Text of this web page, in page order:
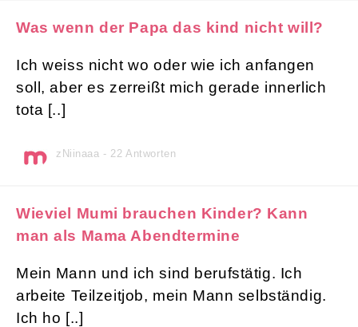
Was wenn der Papa das kind nicht will?
Ich weiss nicht wo oder wie ich anfangen
soll, aber es zerreißt mich gerade innerlich
tota [..]
zNiinaaa - 22 Antworten
Wieviel Mumi brauchen Kinder? Kann
man als Mama Abendtermine
Mein Mann und ich sind berufstätig. Ich
arbeite Teilzeitjob, mein Mann selbständig.
Ich ho [..]